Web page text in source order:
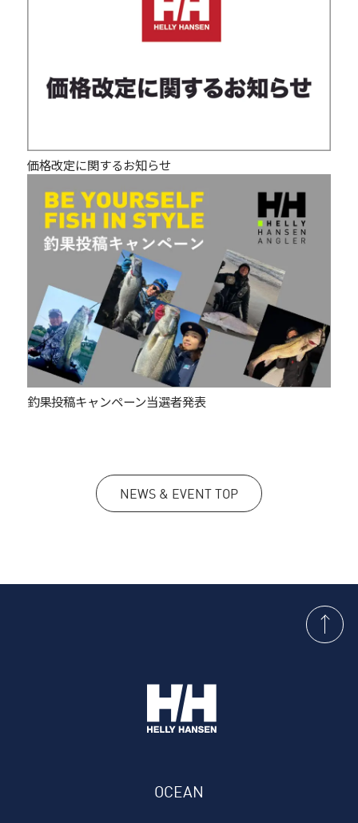
価格改定に関するお知らせ
釣果投稿キャンペーン当選者発表
NEWS & EVENT TOP
OCEAN